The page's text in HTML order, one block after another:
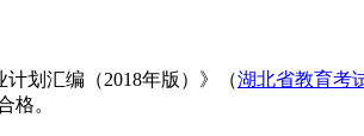
划汇编（2018年版）》（湖北省教育考
格。